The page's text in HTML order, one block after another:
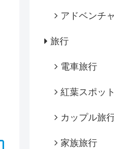
アドベンチ
旅行
電車旅行
紅葉スポット
カップル旅
家族旅行